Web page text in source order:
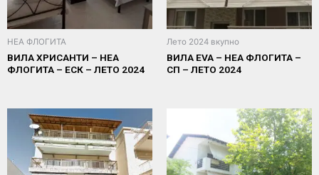
НЕА ФЛОГИТА
ВИЛА ХРИСАНТИ – НЕА
ФЛОГИТА – ЕСК – ЛЕТО 2024
Лето 2024 вкупно
ВИЛА EVA – НЕА ФЛОГИТА –
СП – ЛЕТО 2024